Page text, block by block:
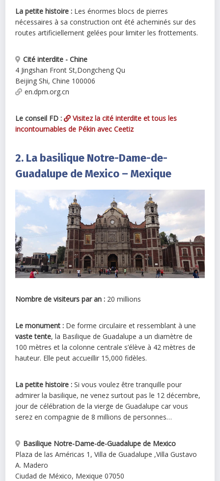
La petite histoire : Les énormes blocs de pierres
nécessaires à sa construction ont été acheminés sur des
routes artificiellement gelées pour limiter les frottements.
Cité interdite - Chine
4 Jingshan Front St,Dongcheng Qu
Beijing Shi, Chine 100006
en.dpm.org.cn
Le conseil FD :
Visitez la cité interdite et tous les
incontournables de Pékin avec Ceetiz
2. La basilique Notre-Dame-de-
Guadalupe de Mexico – Mexique
Nombre de visiteurs par an : 20 millions
Le monument : De forme circulaire et ressemblant à une
vaste tente, la Basilique de Guadalupe a un diamètre de
100 mètres et la colonne centrale s’élève à 42 mètres de
hauteur. Elle peut accueillir 15,000 fidèles.
La petite histoire : Si vous voulez être tranquille pour
admirer la basilique, ne venez surtout pas le 12 décembre,
jour de célébration de la vierge de Guadalupe car vous
serez en compagnie de 8 millions de personnes…
Basilique Notre-Dame-de-Guadalupe de Mexico
Plaza de las Américas 1, Villa de Guadalupe ,Villa Gustavo
A. Madero
Ciudad de México, Mexique 07050